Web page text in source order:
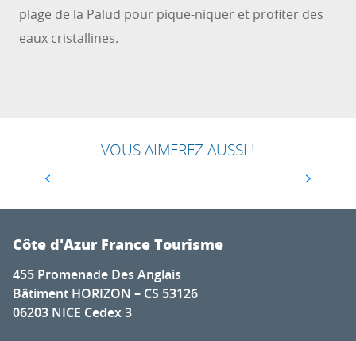
plage de la Palud pour pique-niquer et profiter des
eaux cristallines.
VOUS AIMEREZ AUSSI !
ceux qui souhaitent passer la journée au rythme
et des flots marins et du chant des cigales sur
Côte d'Azur France Tourisme
455 Promenade Des Anglais
Bâtiment HORIZON – CS 53126
06203 NICE Cedex 3